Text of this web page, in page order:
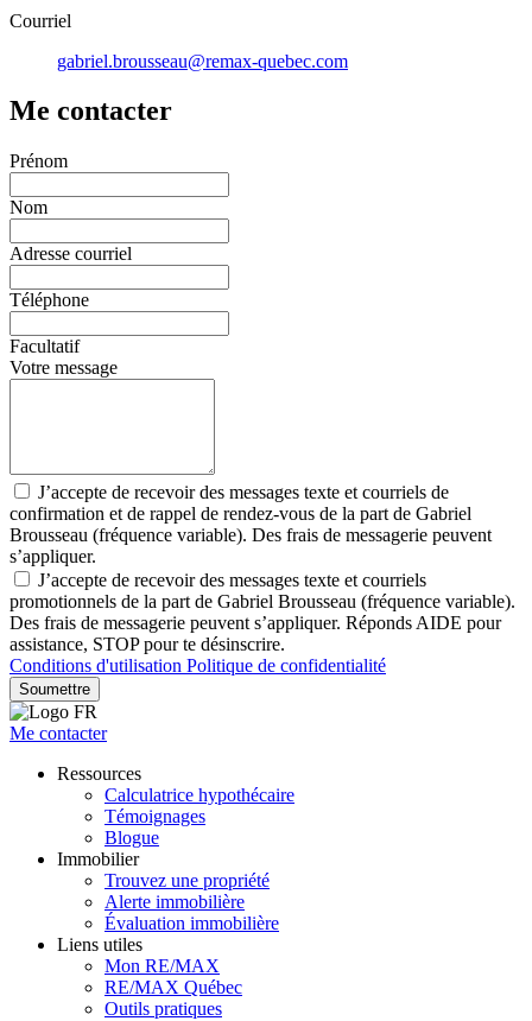
Courriel
gabriel.brousseau@remax-quebec.com
Me contacter
Prénom
Nom
Adresse courriel
Téléphone
Facultatif
Votre message
J’accepte de recevoir des messages texte et courriels de
confirmation et de rappel de rendez-vous de la part de Gabriel
Brousseau (fréquence variable). Des frais de messagerie peuvent
s’appliquer.
J’accepte de recevoir des messages texte et courriels
promotionnels de la part de Gabriel Brousseau (fréquence variable).
Des frais de messagerie peuvent s’appliquer. Réponds AIDE pour
assistance, STOP pour te désinscrire.
Conditions d'utilisation Politique de confidentialité
Soumettre
Me contacter
Ressources
Calculatrice hypothécaire
Témoignages
Blogue
Immobilier
Trouvez une propriété
Alerte immobilière
Évaluation immobilière
Liens utiles
Mon RE/MAX
RE/MAX Québec
Outils pratiques